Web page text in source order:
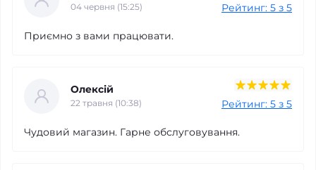
04 червня (15:25) Рейтинг: 5 з 5
Приємно з вами працювати.
Олексій
22 травня (10:38) Рейтинг: 5 з 5
Чудовий магазин. Гарне обслуговування.